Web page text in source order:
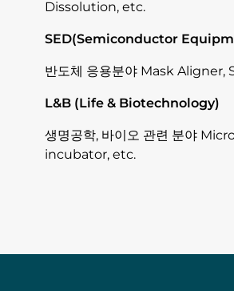
Dissolution, etc.
SED(Semiconductor
반도체 응용분야 Mask
L&B (Life & Biotechnology)
생명공학, 바이오 관련 분야
incubator, etc.